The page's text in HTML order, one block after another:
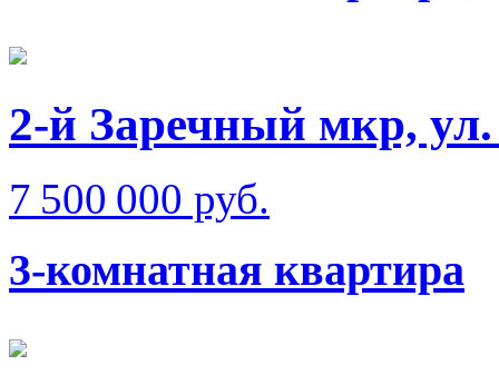
2-й Заречный мкр,
7 500 000 руб.
3-комнатная квартира